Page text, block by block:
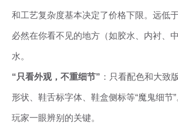
和工艺复杂度基本决定了价格下限。远低
必然在你看不见的地方（如胶水、内衬、
水。
“只看外观，不重细节” ：只看配色和大致
形状、鞋舌标字体、鞋盒侧标等“魔鬼细节
玩家一眼辨别的关键。